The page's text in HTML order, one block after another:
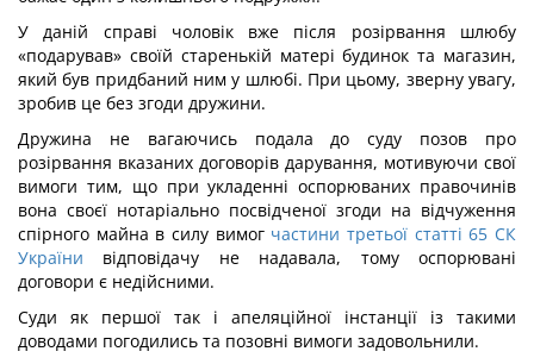
У даній справі чоловік вже після розірвання шлюбу
«подарував» своїй старенькій матері будинок та магазин,
який був придбаний ним у шлюбі. При цьому, зверну увагу,
зробив це без згоди дружини.
Дружина не вагаючись подала до суду позов про
розірвання вказаних договорів дарування, мотивуючи свої
вимоги тим, що при укладенні оспорюваних правочинів
вона своєї нотаріально посвідченої згоди на відчуження
спірного майна в силу вимог частини третьої статті 65 СК
України відповідачу не надавала, тому оспорювані
договори є недійсними.
Суди як першої так і апеляційної інстанції із такими
доводами погодились та позовні вимоги задовольнили.